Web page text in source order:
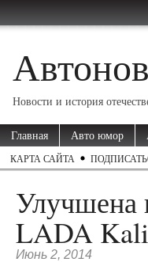
Новости и история
Главная Авто юмор
КАРТА САЙТА
Улучшена
LADA
Июнь 2, 2014